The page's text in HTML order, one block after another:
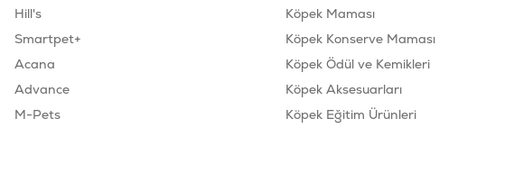
Hill's
Smartpet+
Acana
Advance
M-Pets
Köpek Maması
Köpek Konserve Maması
Köpek Ödül ve Kemikleri
Köpek Aksesuarları
Köpek Eğitim Ürünleri